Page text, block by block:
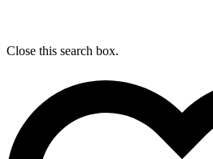
Close this search box.